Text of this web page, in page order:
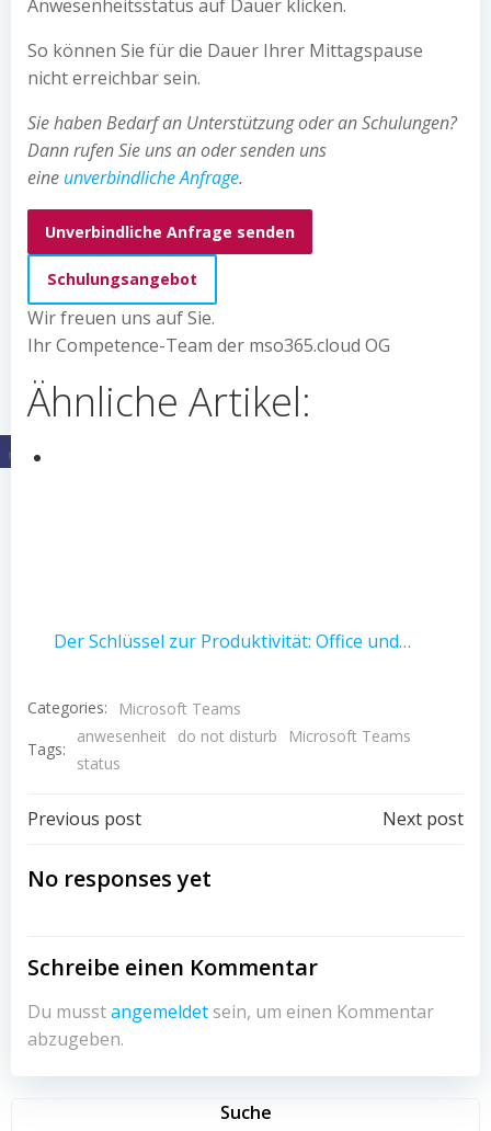
Anwesenheitsstatus auf Dauer klicken.
So können Sie für die Dauer Ihrer Mittagspause
nicht erreichbar sein.
Sie haben Bedarf an Unterstützung oder an Schulungen?
Dann rufen Sie uns an oder senden uns
eine unverbindliche Anfrage.
Unverbindliche Anfrage senden
Schulungsangebot
Wir freuen uns auf Sie.
Ihr Competence-Team der mso365.cloud OG
Ähnliche Artikel:
Der Schlüssel zur Produktivität: Office und…
Categories:
Microsoft Teams
Tags:
anwesenheit do not disturb
Microsoft Teams
status
Post
navigation
Previous post Next post
No responses yet
Schreibe einen Kommentar
Du musstangemeldet sein, um einen Kommentar
abzugeben.
Suche